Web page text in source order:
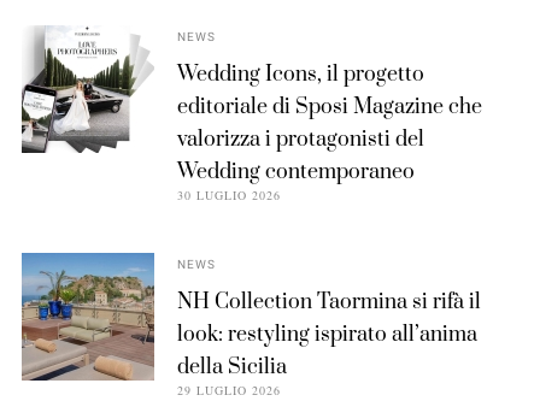
NEWS
Wedding Icons, il progetto
editoriale di Sposi Magazine che
valorizza i protagonisti del
Wedding contemporaneo
30 LUGLIO 2026
NEWS
NH Collection Taormina si rifà il
look: restyling ispirato all’anima
della Sicilia
29 LUGLIO 2026